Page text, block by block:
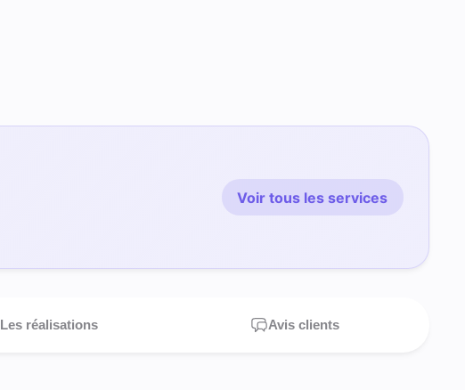
Voir tous les services
Les réalisations Avis clients